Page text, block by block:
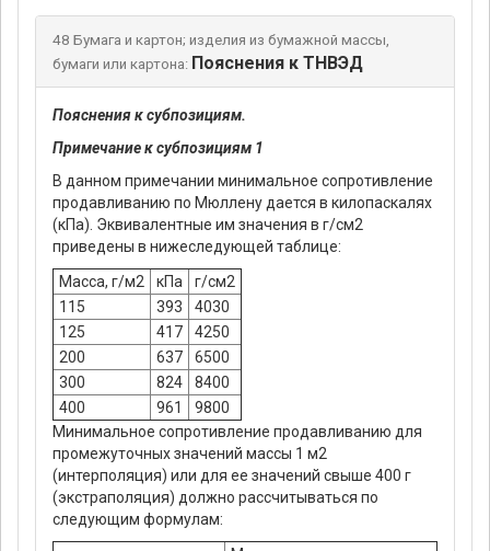
48 Бумага и картон; изделия из бумажной массы,
бумаги или картона: Пояснения к ТНВЭД
Пояснения к субпозициям.
Примечание к субпозициям 1
В данном примечании минимальное сопротивление
продавливанию по Мюллену дается в килопаскалях
(кПа). Эквивалентные им значения в г/см2
приведены в нижеследующей таблице:
Масса, г/м2
кПа
г/см2
115
393
4030
125
417
4250
200
637
6500
300
824
8400
400
961
9800
Минимальное сопротивление продавливанию для
промежуточных значений массы 1 м2
(интерполяция) или для ее значений свыше 400 г
(экстраполяция) должно рассчитываться по
следующим формулам: